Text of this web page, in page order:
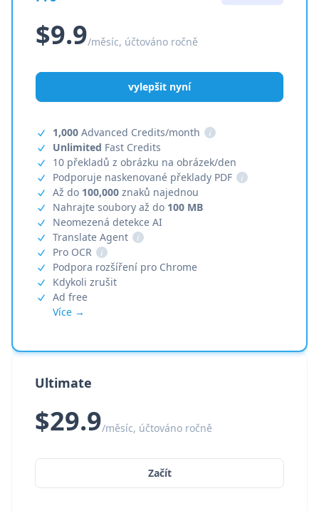
$9.9/měsíc, účtováno ročně
vylepšit nyní
1,000 Advanced Credits/month
i
Unlimited Fast Credits
10 překladů z obrázku na obrázek/den
Podporuje naskenované překlady PDF
i
Až do 100,000 znaků najednou
Nahrajte soubory až do 100 MB
Neomezená detekce AI
Translate Agent
i
Pro OCR
i
Podpora rozšíření pro Chrome
Kdykoli zrušit
Ad free
Více →
Ultimate
$29.9/měsíc, účtováno ročně
Začít